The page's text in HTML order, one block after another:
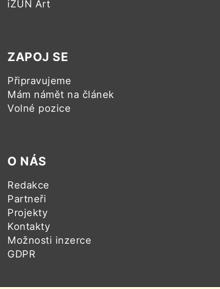
iZUN Art
ZAPOJ SE
Připravujeme
Mám námět na článek
Volné pozice
O NÁS
Redakce
Partneři
Projekty
Kontakty
Možnosti inzerce
GDPR